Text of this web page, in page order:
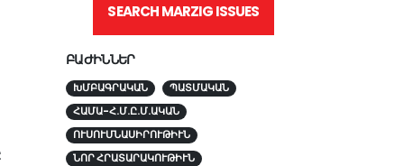
SEARCH MARZIG ISSUES
ԲԱԺԻՆՆԵՐ
ԽՄԲԱԳՐԱԿԱՆ
ՊԱՏՄԱԿԱՆ
ՀԱՄԱ-Հ.Մ.Ը.Մ.ԱԿԱՆ
ՈՒՍՈՒՄՆԱՍԻՐՈՒԹԻՒՆ
ՆՈՐ ՀՐԱՏԱՐԱԿՈՒԹԻՒՆ